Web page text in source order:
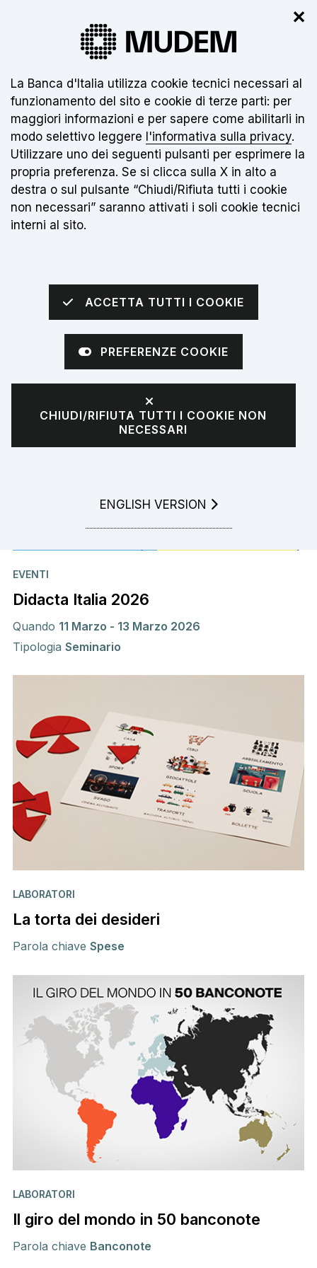
Il nuovo museo non è ancora aperto.
per info
IT
Torna alla home page
Apri
sei qui:
Home Scuole Scuole primarie
4 risultati
EVENTI
Didacta Italia 2026
Quando 11 Marzo - 13 Marzo 2026
Tipologia Seminario
LABORATORI
La torta dei desideri
Parola chiave Spese
LABORATORI
Il giro del mondo in 50 banconote
Parola chiave Banconote
✕
Informativa sui cookie:
La Banca d'Italia utilizza cookie tecnici necessari al
funzionamento del sito e cookie di terze parti: per
maggiori informazioni e per sapere come abilitarli in
modo selettivo leggere l'informativa sulla privacy.
Utilizzare uno dei seguenti pulsanti per esprimere la
propria preferenza. Se si clicca sulla X in alto a
destra o sul pulsante “Chiudi/Rifiuta tutti i cookie
non necessari” saranno attivati i soli cookie tecnici
interni al sito.
ACCETTA TUTTI I COOKIE
PREFERENZE COOKIE
CHIUDI/RIFIUTA TUTTI I COOKIE NON
NECESSARI
GO TO
ENGLISH VERSION